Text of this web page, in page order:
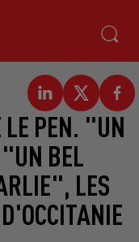
LE PEN. "UN
BEL
LES